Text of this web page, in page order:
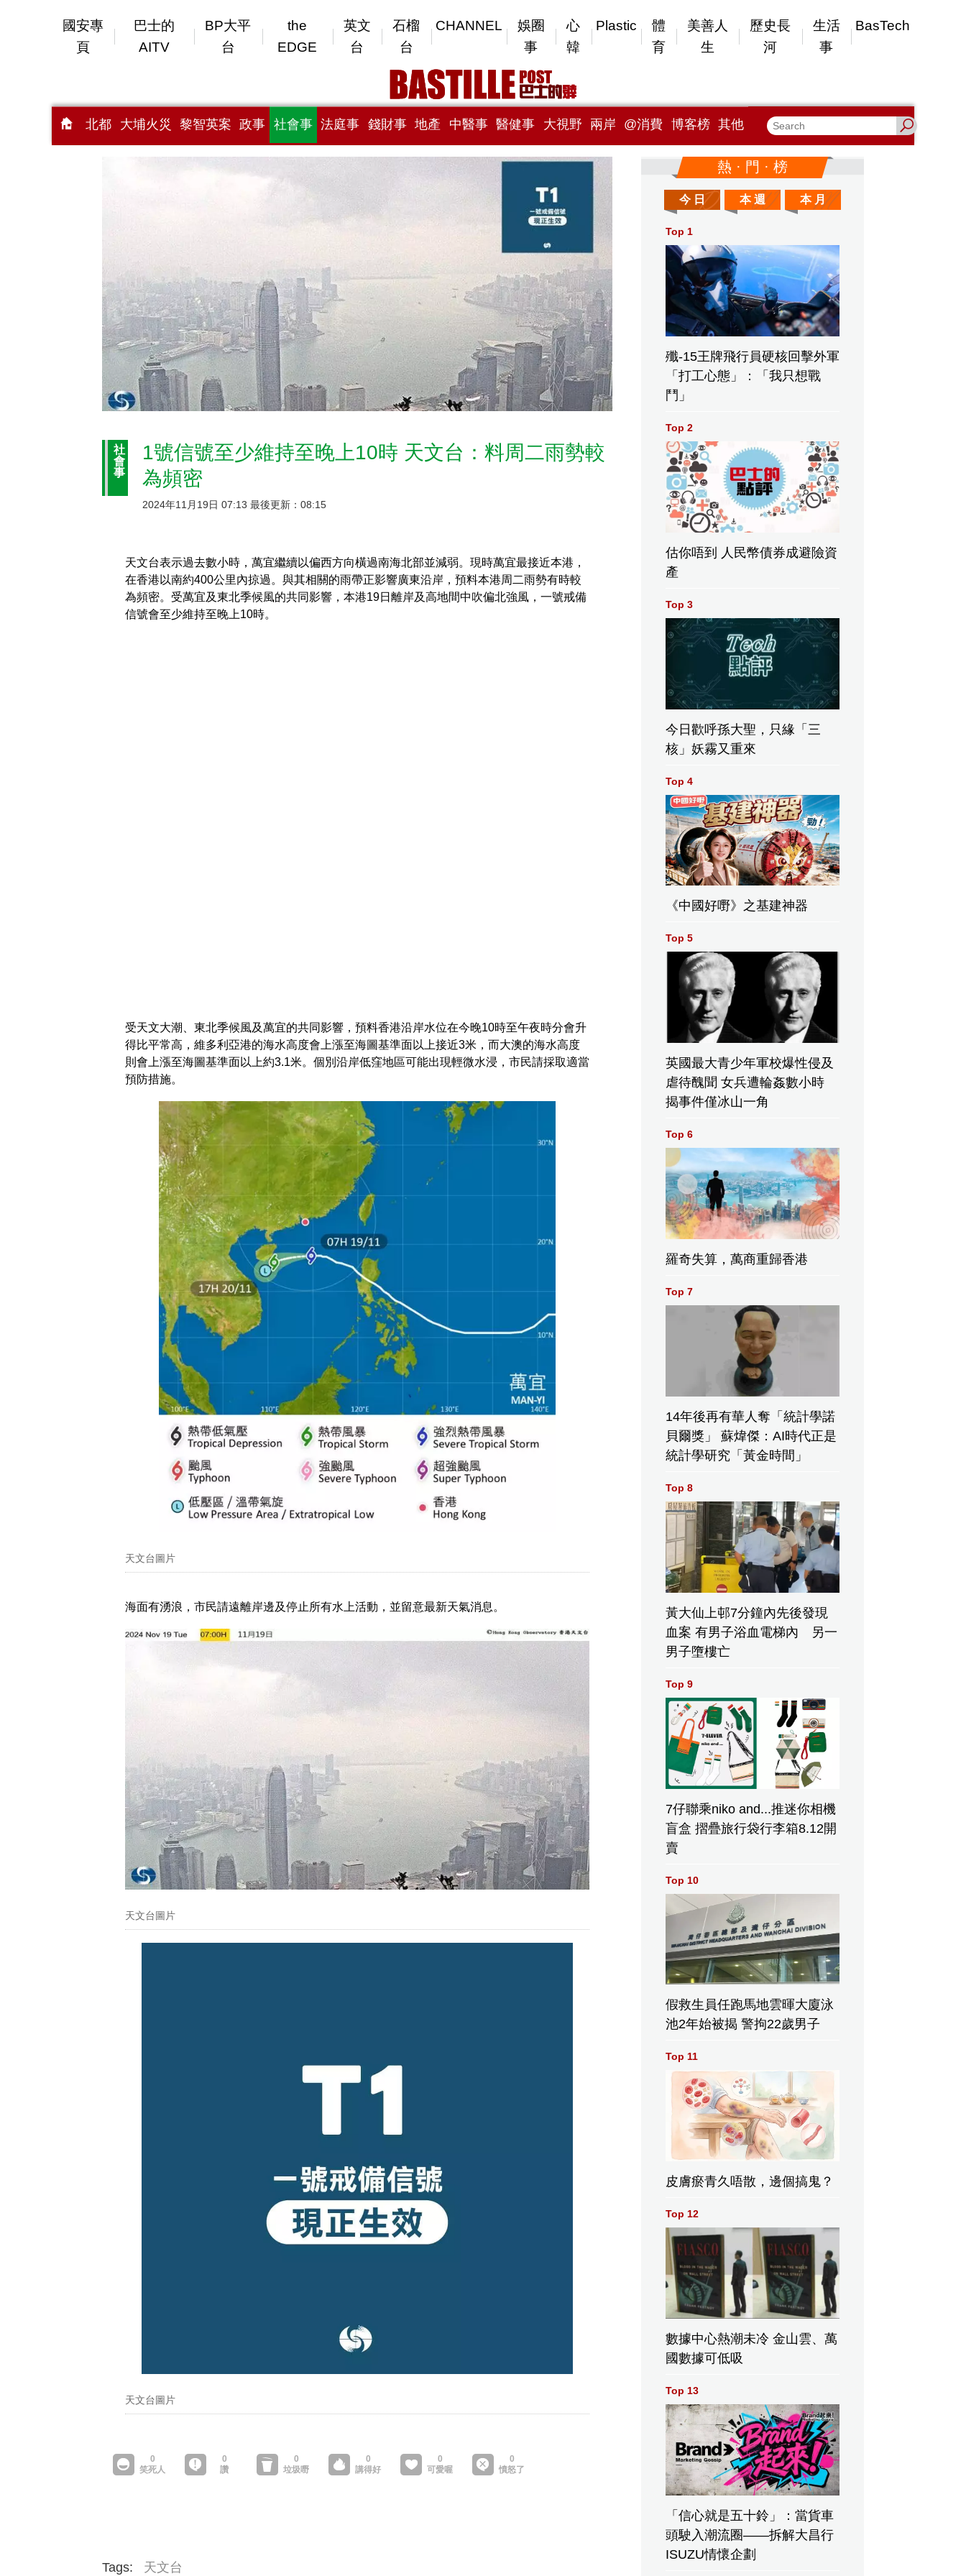
國安專
頁
巴士的
AITV
BP大平
台
the
EDGE
英文
台
石榴
台
CHANNEL
娛圈
事
心
韓
Plastic
體
育
美善人
生
歷史長
河
生活
事
BasTech
北都 大埔火災 黎智英案 政事 社會事 法庭事 錢財事 地產 中醫事 醫健事 大視野 兩岸 @消費 博客榜 其他
社
會
事
1號信號至少維持至晚上10時 天文台：料周二雨勢較
為頻密
2024年11月19日 07:13 最後更新：08:15
天文台表示過去數小時，萬宜繼續以偏西方向橫過南海北部並減弱。現時萬宜最接近本港，
在香港以南約400公里內掠過。與其相關的雨帶正影響廣東沿岸，預料本港周二雨勢有時較
為頻密。受萬宜及東北季候風的共同影響，本港19日離岸及高地間中吹偏北強風，一號戒備
信號會至少維持至晚上10時。
受天文大潮、東北季候風及萬宜的共同影響，預料香港沿岸水位在今晚10時至午夜時分會升
得比平常高，維多利亞港的海水高度會上漲至海圖基準面以上接近3米，而大澳的海水高度
則會上漲至海圖基準面以上約3.1米。個別沿岸低窪地區可能出現輕微水浸，市民請採取適當
預防措施。
天文台圖片
海面有湧浪，市民請遠離岸邊及停止所有水上活動，並留意最新天氣消息。
天文台圖片
天文台圖片
Tags: 天文台
熱 · 門 · 榜
今 日 本 週 本 月
Top 1
殲-15王牌飛行員硬核回擊外軍
「打工心態」：「我只想戰
鬥」
Top 2
估你唔到 人民幣債券成避險資
產
Top 3
今日歡呼孫大聖，只緣「三
核」妖霧又重來
Top 4
《中國好嘢》之基建神器
Top 5
英國最大青少年軍校爆性侵及
虐待醜聞 女兵遭輪姦數小時
揭事件僅冰山一角
Top 6
羅奇失算，萬商重歸香港
Top 7
14年後再有華人奪「統計學諾
貝爾獎」 蘇煒傑：AI時代正是
統計學研究「黃金時間」
Top 8
黃大仙上邨7分鐘內先後發現
血案 有男子浴血電梯內 另一
男子墮樓亡
Top 9
7仔聯乘niko and...推迷你相機
盲盒 摺疊旅行袋行李箱8.12開
賣
Top 10
假救生員任跑馬地雲暉大廈泳
池2年始被揭 警拘22歲男子
Top 11
皮膚瘀青久唔散，邊個搞鬼？
Top 12
數據中心熱潮未冷 金山雲、萬
國數據可低吸
Top 13
「信心就是五十鈴」：當貨車
頭駛入潮流圈——拆解大昌行
ISUZU情懷企劃